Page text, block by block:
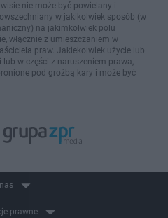
nie może być powielany i
w jakikolwiek sposób (w
na jakimkolwiek polu
włącznie z umieszczaniem w
praw. Jakiekolwiek użycie lub
w części z naruszeniem prawa,
pod groźbą kary i może być
prawne